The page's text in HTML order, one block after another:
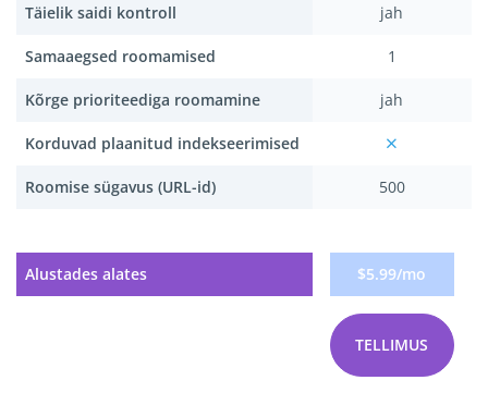
Täielik saidi kontroll
Samaaegsed roomamised
Kõrge prioriteediga roomamine
Korduvad plaanitud indekseerimised
Roomise sügavus (URL-id)
Alustades alates
jah
1
jah
500
$5.99/mo
TELLIMUS